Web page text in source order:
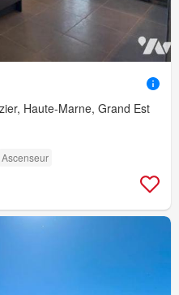
Haute-Marne, Grand Est
Ascenseur